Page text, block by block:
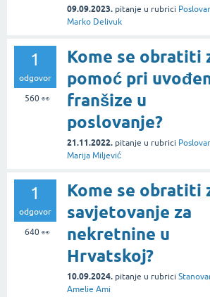
09.09.2023. pitanje u rubrici
Marko Delivuk
1
odgovor
560👀
Kome se obratiti
pomoć pri
franšize u
poslovanje?
21.11.2022. pitanje u rubrici
Marija Miljević
1
odgovor
640👀
Kome se obratiti
savjetovanje za
nekretnine u
Hrvatskoj?
10.09.2024. pitanje u rubrici
Amelie Ami